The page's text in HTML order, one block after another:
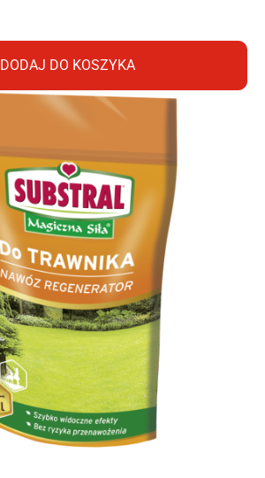
DODAJ DO KOSZYKA